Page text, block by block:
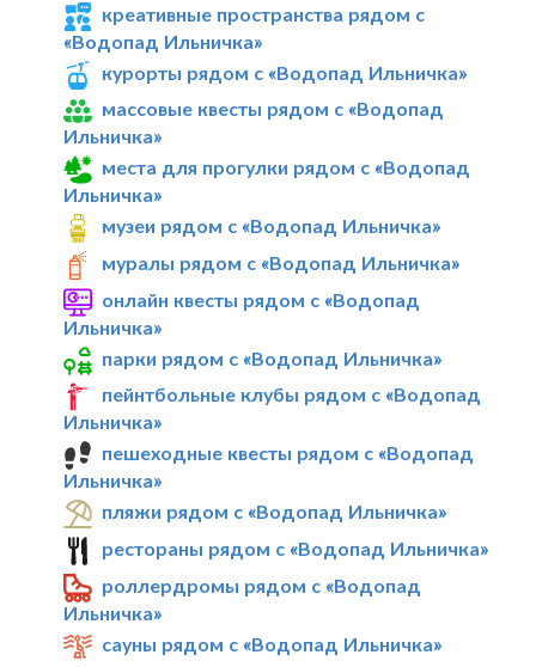
креативные пространства рядом с
«Водопад Ильничка»
курорты рядом с «Водопад Ильничка»
массовые квесты рядом с «Водопад
Ильничка»
места для прогулки рядом с «Водопад
Ильничка»
музеи рядом с «Водопад Ильничка»
муралы рядом с «Водопад Ильничка»
онлайн квесты рядом с «Водопад
Ильничка»
парки рядом с «Водопад Ильничка»
пейнтбольные клубы рядом с «Водопад
Ильничка»
пешеходные квесты рядом с «Водопад
Ильничка»
пляжи рядом с «Водопад Ильничка»
рестораны рядом с «Водопад Ильничка»
роллердромы рядом с «Водопад
Ильничка»
сауны рядом с «Водопад Ильничка»